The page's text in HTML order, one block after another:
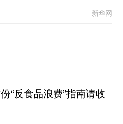
新华网
“反食品浪费”指南请收